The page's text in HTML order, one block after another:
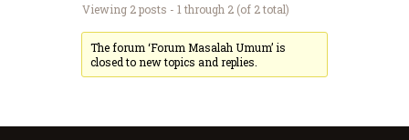
Viewing 2 posts - 1 through 2 (of 2 total)
The forum ‘Forum Masalah Umum’ is
closed to new topics and replies.